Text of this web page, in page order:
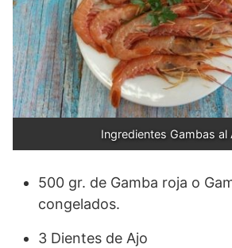
Ingredientes Gambas al
500 gr. de Gamba roja o
congelados.
3 Dientes de Ajo